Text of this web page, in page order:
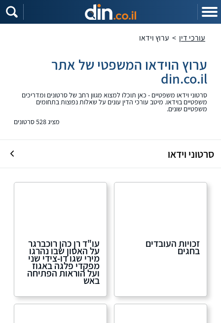
עורכי דין > ערוץ וידאו
ערוץ הוידאו המשפטי של אתר
din.co.il
סרטוני וידאו משפטיים - כאן תוכלו למצוא מגוון רחב של סרטונים ומדריכים
משפטיים בוידאו. מיטב עורכי הדין עונים על שאלות נפוצות בתחומים
משפטיים שונים.
מציג 528 סרטונים
סרטוני וידאו
זכויות העובדים
בחגים
עו"ד רן כהן רוכברגר
על האסון שבו נהרגו
מירי שגו דו-צידי שני
מפקדי פלגה באגוז
ועל הוראות הפתיחה
באש